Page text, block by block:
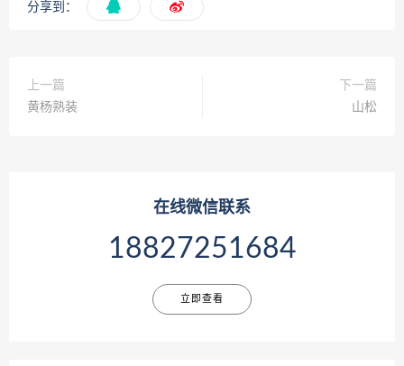
分享到：
上一篇
黄杨熟装
下一篇
山松
在线微信联系
18827251684
立即查看